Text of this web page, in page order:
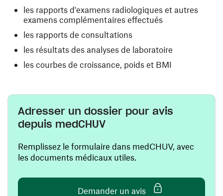
les rapports d'examens radiologiques et autres
examens complémentaires effectués
les rapports de consultations
les résultats des analyses de laboratoire
les courbes de croissance, poids et BMI
Adresser un dossier pour avis
depuis medCHUV
Remplissez le formulaire dans medCHUV, avec
les documents médicaux utiles.
Demander un avis(ouvre une nouvelle